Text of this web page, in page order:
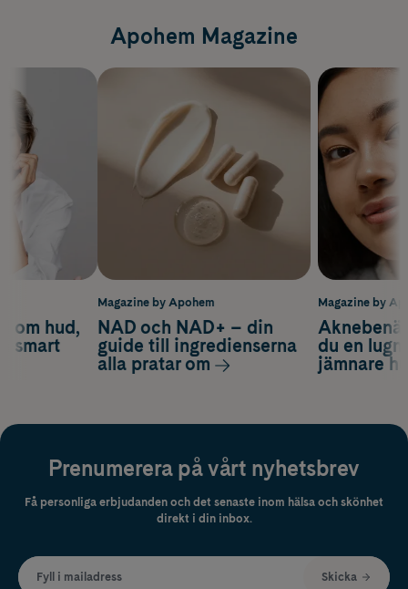
Apohem Magazine
Magazine by
du en
jämnare
om hud,
smart
Magazine by Apohem
NAD och NAD+ – din
guide till ingredienserna
alla pratar om
Prenumerera på vårt nyhetsbrev
Få personliga erbjudanden och det senaste inom hälsa och skönhet
direkt i din inbox.
Fyll i mailadress Skicka